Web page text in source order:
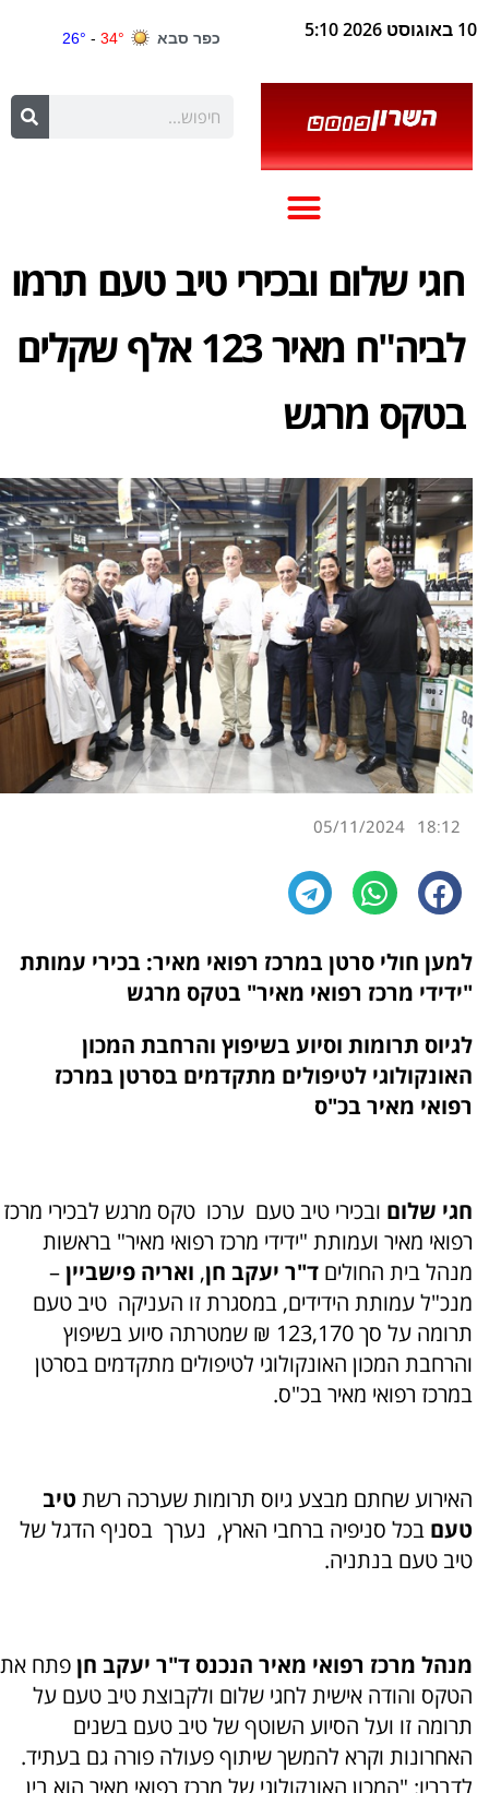
10 באוגוסט 2026 5:10
חגי שלום ובכירי טיב טעם תרמו
לביה"ח מאיר 123 אלף שקלים
בטקס מרגש
18:12
05/11/2024
למען חולי סרטן במרכז רפואי מאיר: בכירי עמותת
"ידידי מרכז רפואי מאיר" בטקס מרגש
לגיוס תרומות וסיוע בשיפוץ והרחבת המכון
האונקולוגי לטיפולים מתקדמים בסרטן במרכז
רפואי מאיר בכ"ס
חגי שלום ובכירי טיב טעם ערכו טקס מרגש לבכירי מרכז
רפואי מאיר ועמותת "ידידי מרכז רפואי מאיר" בראשות
מנהל בית החולים ד"ר יעקב חן, ואריה פישביין–
מנכ"ל עמותת הידידים, במסגרת זו העניקה טיב טעם
תרומה על סך 123,170 ₪ שמטרתה סיוע בשיפוץ
והרחבת המכון האונקולוגי לטיפולים מתקדמים בסרטן
במרכז רפואי מאיר בכ"ס.
האירוע שחתם מבצע גיוס תרומות שערכה רשת טיב
טעם בכל סניפיה ברחבי הארץ, נערך בסניף הדגל של
טיב טעם בנתניה.
מנהל מרכז רפואי מאיר הנכנס ד"ר יעקב חןפתח את
הטקס והודה אישית לחגי שלום ולקבוצת טיב טעם על
תרומה זו ועל הסיוע השוטף של טיב טעם בשנים
האחרונות וקרא להמשך שיתוף פעולה פורה גם בעתיד.